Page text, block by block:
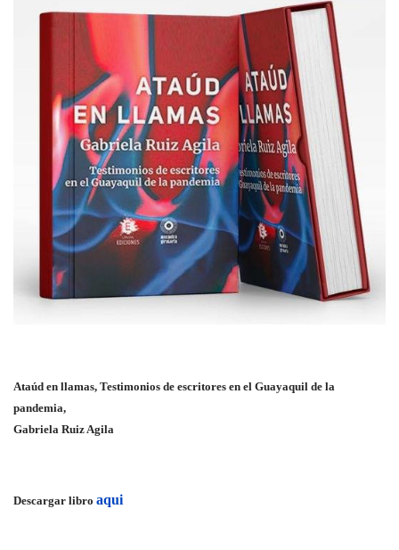
Ataúd en llamas, Testimonios de escritores en el Guayaquil de la
pandemia,
Gabriela Ruiz Agila
Descargar libro aqui